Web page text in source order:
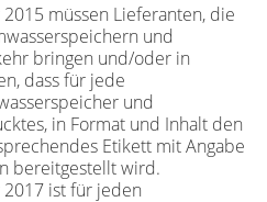
müssen Lieferanten, die
und
bringen und/oder in
dass für jede
und
in Format und Inhalt den
Etikett mit Angabe
bereitgestellt wird.
ist für jeden